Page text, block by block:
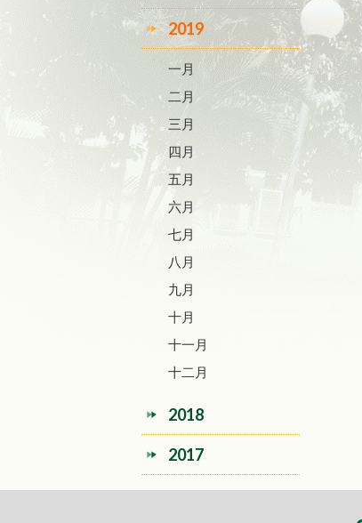
2019
一月
二月
三月
四月
五月
六月
七月
八月
九月
十月
十一月
十二月
2018
2017